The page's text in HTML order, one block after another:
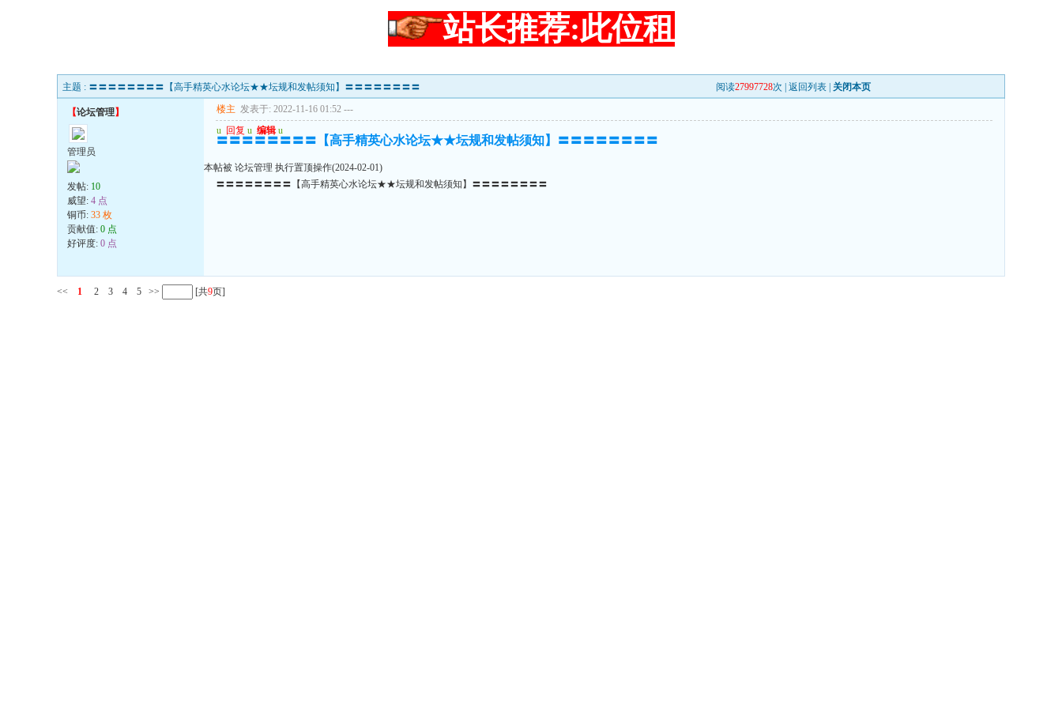
站长推荐:此位租
主题 : 〓〓〓〓〓〓〓〓【高手精英心水论坛★★坛规和发帖须知】〓〓〓〓〓〓〓〓 阅读27997728次 | 返回列表 关闭本页
【论坛管理】
管理员
发帖: 10
威望: 4 点
铜币: 33 枚
贡献值: 0 点
好评度: 0 点
楼主 发表于: 2022-11-16 01:52 ---
u 回复 u 编辑 u
〓〓〓〓〓〓〓〓【高手精英心水论坛★★坛规和发帖须知】〓〓〓〓〓〓〓〓
本帖被 论坛管理 执行置顶操作(2024-02-01)
〓〓〓〓〓〓〓〓【高手精英心水论坛★★坛规和发帖须知】〓〓〓〓〓〓〓〓
<< 1 2 3 4 5 >> [共9页]